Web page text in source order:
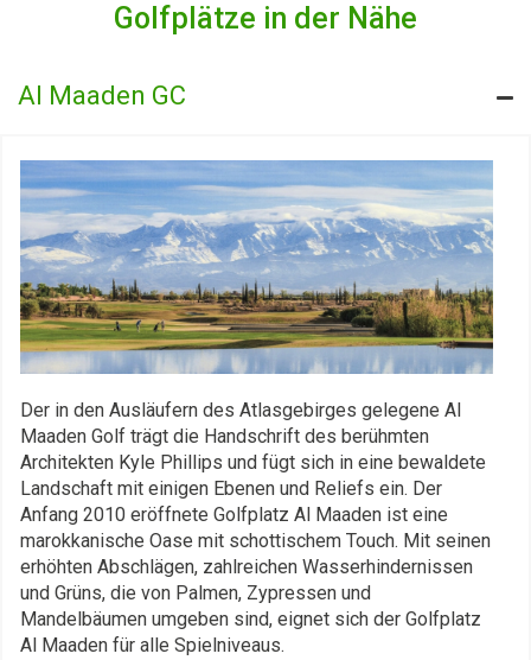
Golfplätze in der Nähe
Al Maaden GC
Der in den Ausläufern des Atlasgebirges gelegene Al
Maaden Golf trägt die Handschrift des berühmten
Architekten Kyle Phillips und fügt sich in eine bewaldete
Landschaft mit einigen Ebenen und Reliefs ein. Der
Anfang 2010 eröffnete Golfplatz Al Maaden ist eine
marokkanische Oase mit schottischem Touch. Mit seinen
erhöhten Abschlägen, zahlreichen Wasserhindernissen
und Grüns, die von Palmen, Zypressen und
Mandelbäumen umgeben sind, eignet sich der Golfplatz
Al Maaden für alle Spielniveaus.